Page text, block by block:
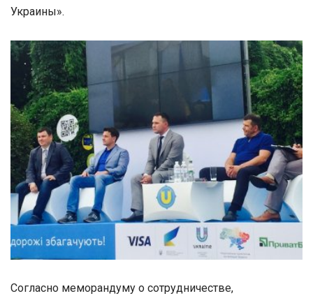
Украины».
Согласно меморандуму о сотрудничестве,